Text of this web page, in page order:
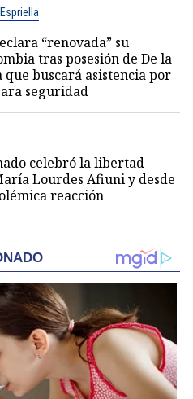
“renovada” su
tras posesión de De la
buscará asistencia por
seguridad
celebró la libertad
Lourdes Afiuni y desde
reacción